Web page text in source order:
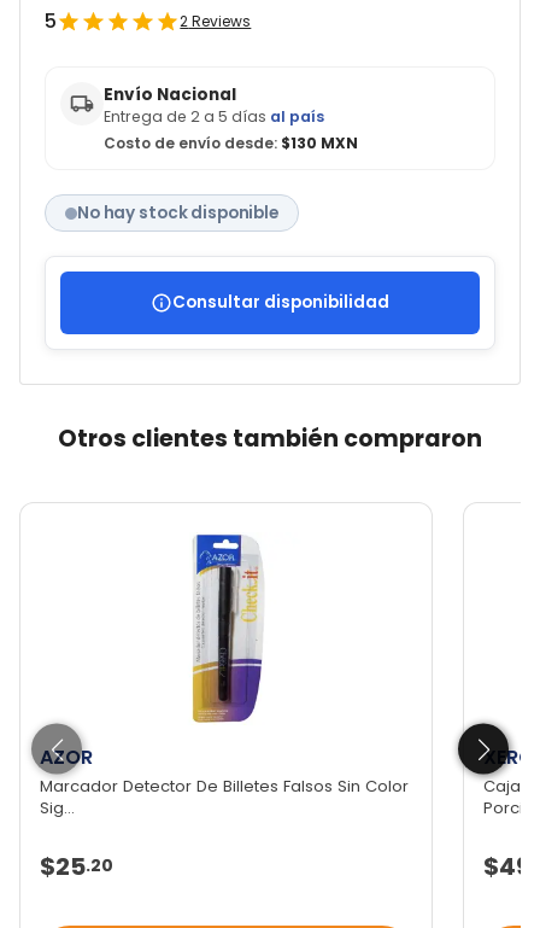
5
2Reviews
Envío Nacional
Entrega de 2 a 5 días al país
Costo de envío desde: $130 MXN
No hay stock disponible
Consultar disponibilidad
Otros clientes también compraron
AZOR
Marcador Detector De Billetes Falsos Sin Color
Sig...
$25.20
Caja